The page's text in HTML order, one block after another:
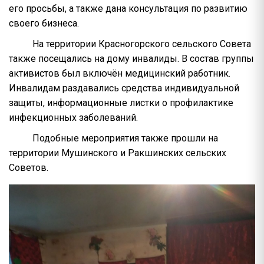
его просьбы, а также дана консультация по развитию
своего бизнеса.
На территории Красногорского сельского Совета
также посещались на дому инвалиды. В состав группы
активистов был включён медицинский работник.
Инвалидам раздавались средства индивидуальной
защиты, информационные листки о профилактике
инфекционных заболеваний.
Подобные мероприятия также прошли на
территории Мушинского и Ракшинских сельских
Советов.